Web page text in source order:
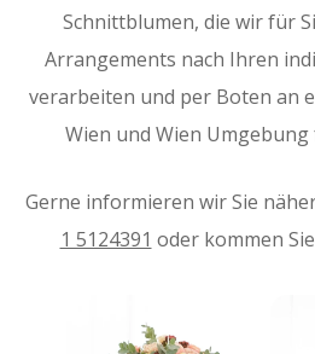
Schnittblumen, die wir für
Arrangements nach Ihren
verarbeiten und per Boten an
Wien und Wien Umgebung
Gerne informieren wir Sie
1 5124391 oder kommen